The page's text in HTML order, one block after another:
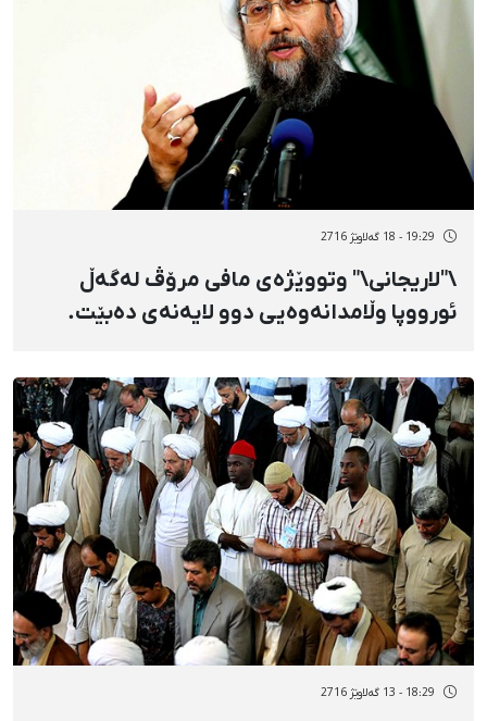
19:29 - 18 گەلاوێژ 2716
\"لاریجانی\" وتووێژەی مافی مرۆڤ لەگەڵ
ئورووپا وڵامدانەوەیی دوو لایەنەی دەبێت.
18:29 - 13 گەلاوێژ 2716